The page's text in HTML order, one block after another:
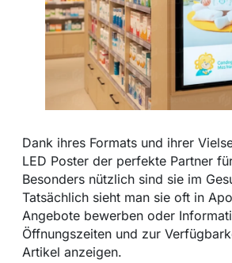
Dank ihres Formats und ihrer
LED Poster der perfekte Partner
Besonders nützlich sind sie im
Tatsächlich sieht man sie oft in
Angebote bewerben oder
Öffnungszeiten und zur
Artikel anzeigen.